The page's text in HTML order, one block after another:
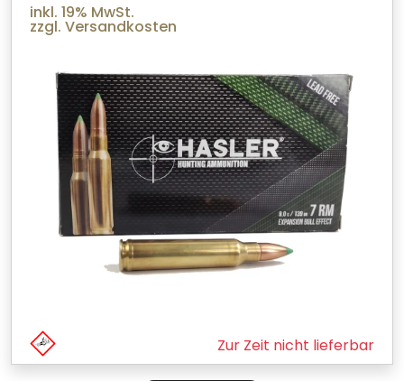
inkl. 19% MwSt.
zzgl. Versandkosten
Zur Zeit nicht lieferbar